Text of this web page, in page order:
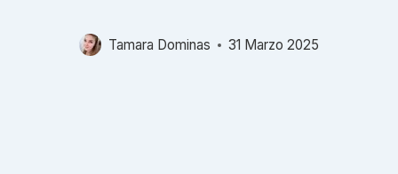
Tamara Dominas 31 Marzo 2025